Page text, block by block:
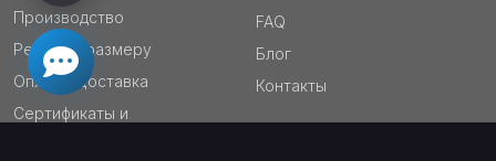
Производство
Резка по размеру
Оплата/Доставка
Сертификаты и
FAQ
Блог
Контакты